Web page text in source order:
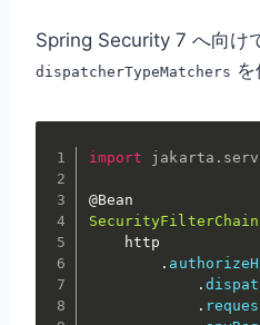
Spring Security 7 へ向け
dispatcherTypeMatchers
import jakarta .
@Bean
SecurityFilterChain
    http
.
.
.